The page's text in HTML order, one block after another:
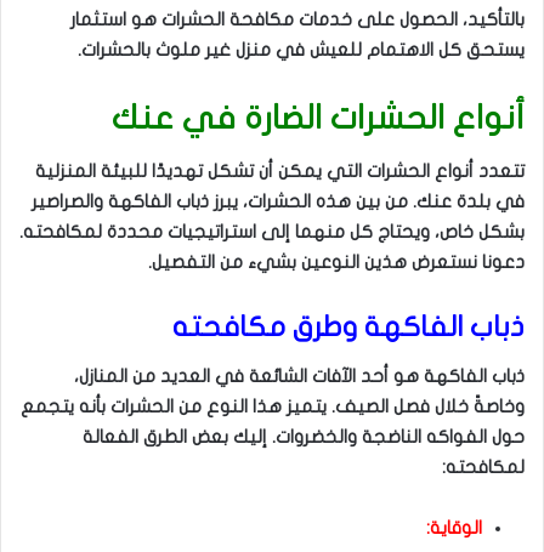
بالتأكيد، الحصول على خدمات مكافحة الحشرات هو استثمار
يستحق كل الاهتمام للعيش في منزل غير ملوث بالحشرات.
أنواع الحشرات الضارة في عنك
تتعدد أنواع الحشرات التي يمكن أن تشكل تهديدًا للبيئة المنزلية
في بلدة عنك. من بين هذه الحشرات، يبرز ذباب الفاكهة والصراصير
بشكل خاص، ويحتاج كل منهما إلى استراتيجيات محددة لمكافحته.
دعونا نستعرض هذين النوعين بشيء من التفصيل.
ذباب الفاكهة وطرق مكافحته
ذباب الفاكهة هو أحد الآفات الشائعة في العديد من المنازل،
وخاصةً خلال فصل الصيف. يتميز هذا النوع من الحشرات بأنه يتجمع
حول الفواكه الناضجة والخضروات. إليك بعض الطرق الفعالة
لمكافحته:
الوقاية: